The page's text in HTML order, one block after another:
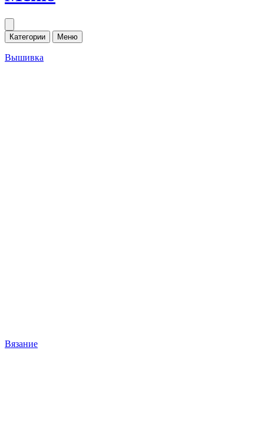
Категории Меню
Вышивка
Вязание